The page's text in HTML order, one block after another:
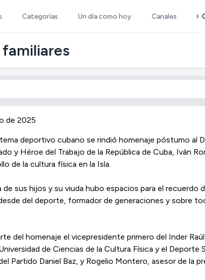
Categorías Un día como hoy Canales ♀
de 2025
deportivo cubano se rindió homenaje póstumo al
y Héroe del Trabajo de la República de Cuba, Iván
de la cultura física en la Isla.
de sus hijos y su viuda hubo espacios para el recuerdo
del deporte, formador de generaciones y sobre
del homenaje el vicepresidente primero del Inder
de Ciencias de la Cultura Física y el Deporte
Partido Daniel Baz, y Rogelio Montero, asesor de la